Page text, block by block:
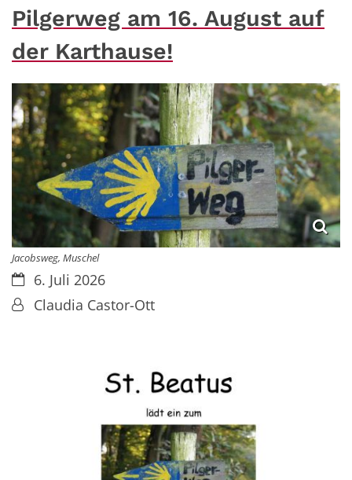
Pilgerweg am 16. August auf
der Karthause!
Jacobsweg, Muschel
Datum:6. Juli 2026
Von:Claudia Castor-Ott